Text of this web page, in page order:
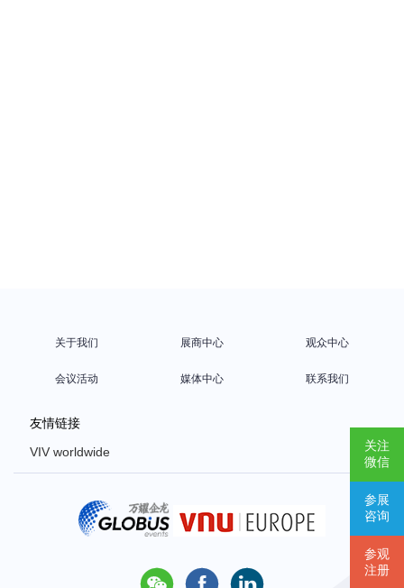
关注
微信
参展
咨询
参观
注册
关于我们 展商中心 观众中心
会议活动 媒体中心 联系我们
友情链接
VIV worldwide
Poultry Africa